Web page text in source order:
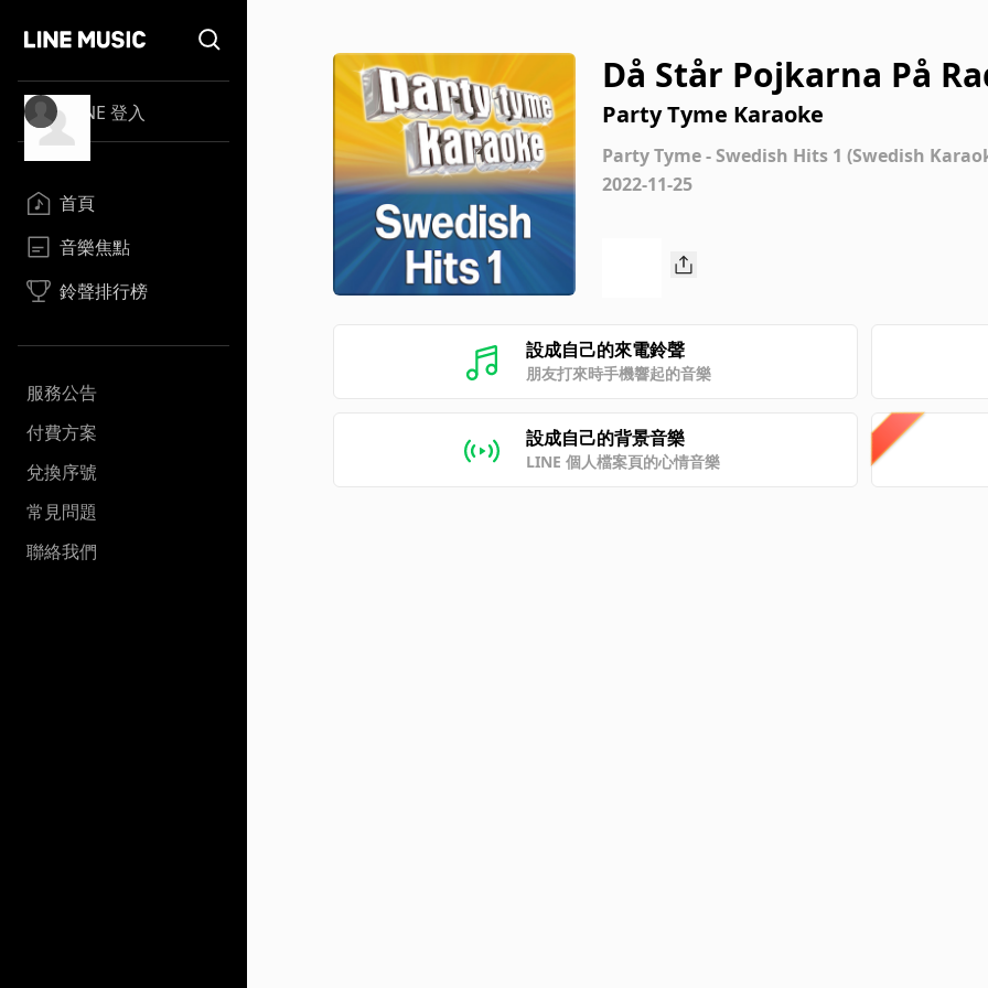
LINE 登入
首頁
音樂焦點
鈴聲排行榜
服務公告
付費方案
兌換序號
常見問題
聯絡我們
Då Står Pojkarna På
p) [Karaoke Version]
Party Tyme Karaoke
Party Tyme - Swedish Hits 1 (Swedish
2022-11-25
設成自己的來電鈴聲
朋友打來時手機響起的音樂
設成自己的背景音樂
LINE 個人檔案頁的心情音樂